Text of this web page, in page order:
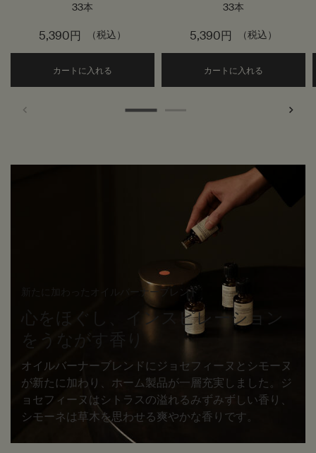
33本
5,390円 （税込）
カートに入れる Add the イソップ サラシナ アロマティック
33本
5,390円 （税込）
カートに入れる
新たに加わったオイルバーナーブレンド
心をほぐし、
インスピレーション
をうながす香り
オイルバーナーブレンドにジョセフィーヌとシモーヌ
が新たに加わり、ホーム製品が一層充実しました。ジ
ョセフィーヌはシトラスの溢れるみずみずしい香り、
シモーネは草木を思わせる爽やかな香りです。